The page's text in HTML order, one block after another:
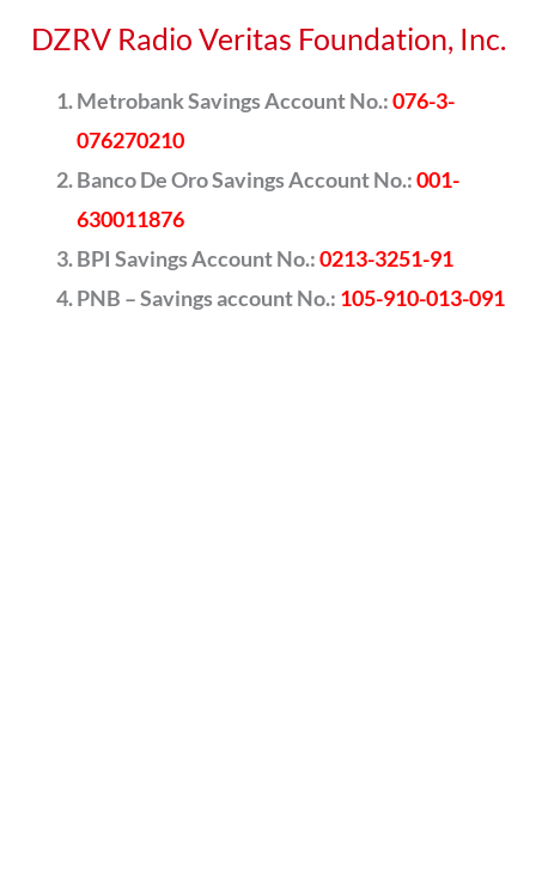
DZRV Radio Veritas Foundation, Inc.
Metrobank Savings Account No.:076-3-
076270210
Banco De Oro Savings Account No.:001-
630011876
BPI Savings Account No.:0213-3251-91
PNB – Savings account No.: 105-910-013-091